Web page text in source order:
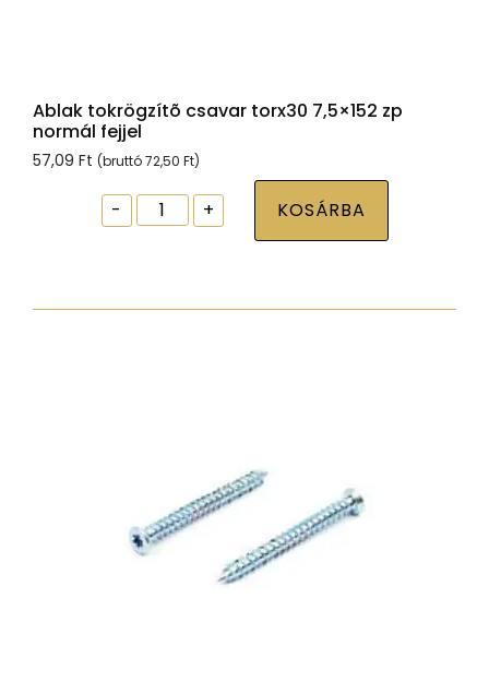
Ablak tokrögzítõ csavar torx30 7,5×152 zp
normál fejjel
57,09 Ft (bruttó72,50 Ft)
-
Ablak
tokrögzítõ
7,5x152
+ KOSÁRBA